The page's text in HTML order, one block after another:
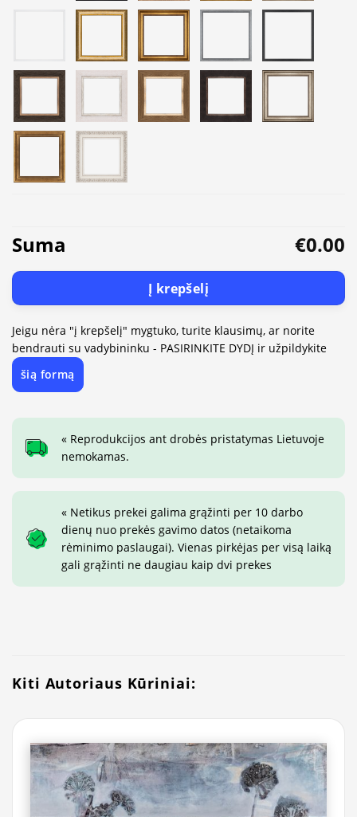
Suma €0.00
Į krepšelį
Jeigu nėra "į krepšelį" mygtuko, turite klausimų, ar norite
bendrauti su vadybininku - PASIRINKITE DYDĮ ir užpildykite
šią formą
« Reprodukcijos ant drobės pristatymas Lietuvoje
nemokamas.
« Netikus prekei galima grąžinti per 10 darbo
dienų nuo prekės gavimo datos (netaikoma
rėminimo paslaugai). Vienas pirkėjas per visą laiką
gali grąžinti ne daugiau kaip dvi prekes
Kiti Autoriaus Kūriniai: